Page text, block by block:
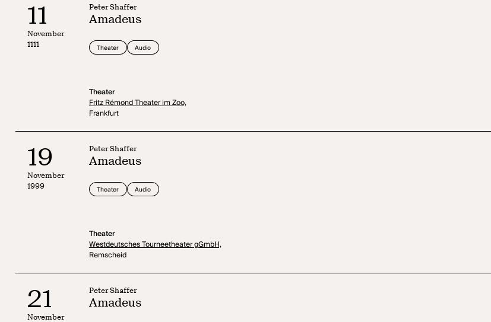
11
November
1111
Peter Shaffer
Amadeus
Theater Audio
Theater
Fritz Rémond Theater im Zoo,
Frankfurt
19
November
1999
Peter Shaffer
Amadeus
Theater Audio
Theater
Westdeutsches Tourneetheater gGmbH,
Remscheid
21
November
Peter Shaffer
Amadeus